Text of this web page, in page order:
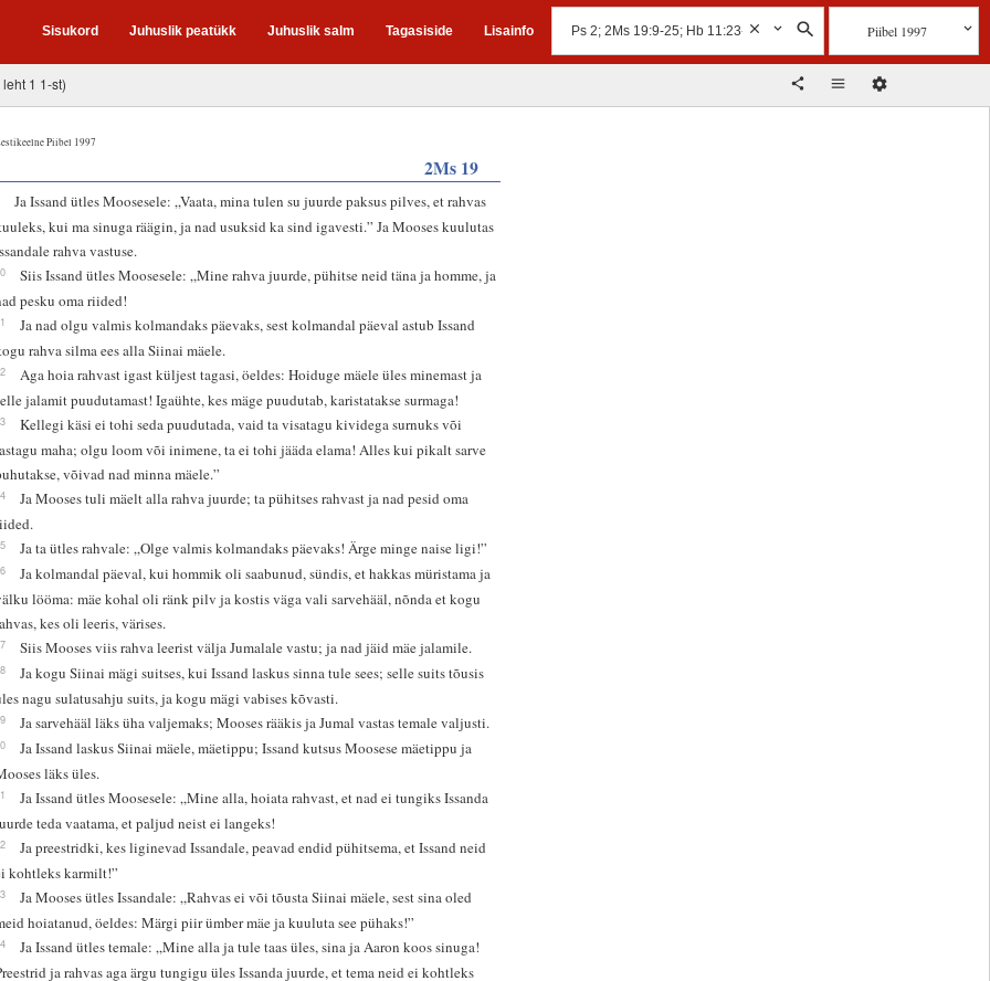
Sisukord Juhuslik peatükk Juhuslik salm Tagasiside Lisainfo Piibel 1997
1 1-st)
Piibel 1997
2Ms 19
Ja Issand ütles Moosesele: „Vaata, mina tulen su juurde paksus pilves, et rahvas
kui ma sinuga räägin, ja nad usuksid ka sind igavesti.” Ja Mooses kuulutas
rahva vastuse.
Siis Issand ütles Moosesele: „Mine rahva juurde, pühitse neid täna ja homme, ja
pesku oma riided!
Ja nad olgu valmis kolmandaks päevaks, sest kolmandal päeval astub Issand
rahva silma ees alla Siinai mäele.
Aga hoia rahvast igast küljest tagasi, öeldes: Hoiduge mäele üles minemast ja
jalamit puudutamast! Igaühte, kes mäge puudutab, karistatakse surmaga!
Kellegi käsi ei tohi seda puudutada, vaid ta visatagu kividega surnuks või
maha; olgu loom või inimene, ta ei tohi jääda elama! Alles kui pikalt sarve
võivad nad minna mäele.”
Ja Mooses tuli mäelt alla rahva juurde; ta pühitses rahvast ja nad pesid oma
Ja ta ütles rahvale: „Olge valmis kolmandaks päevaks! Ärge minge naise ligi!”
Ja kolmandal päeval, kui hommik oli saabunud, sündis, et hakkas müristama ja
lööma: mäe kohal oli ränk pilv ja kostis väga vali sarvehääl, nõnda et kogu
kes oli leeris, värises.
Siis Mooses viis rahva leerist välja Jumalale vastu; ja nad jäid mäe jalamile.
Ja kogu Siinai mägi suitses, kui Issand laskus sinna tule sees; selle suits tõusis
nagu sulatusahju suits, ja kogu mägi vabises kõvasti.
Ja sarvehääl läks üha valjemaks; Mooses rääkis ja Jumal vastas temale valjusti.
Ja Issand laskus Siinai mäele, mäetippu; Issand kutsus Moosese mäetippu ja
läks üles.
Ja Issand ütles Moosesele: „Mine alla, hoiata rahvast, et nad ei tungiks Issanda
teda vaatama, et paljud neist ei langeks!
Ja preestridki, kes liginevad Issandale, peavad endid pühitsema, et Issand neid
kohtleks karmilt!”
Ja Mooses ütles Issandale: „Rahvas ei või tõusta Siinai mäele, sest sina oled
hoiatanud, öeldes: Märgi piir ümber mäe ja kuuluta see pühaks!”
Ja Issand ütles temale: „Mine alla ja tule taas üles, sina ja Aaron koos sinuga!
ja rahvas aga ärgu tungigu üles Issanda juurde, et tema neid ei kohtleks